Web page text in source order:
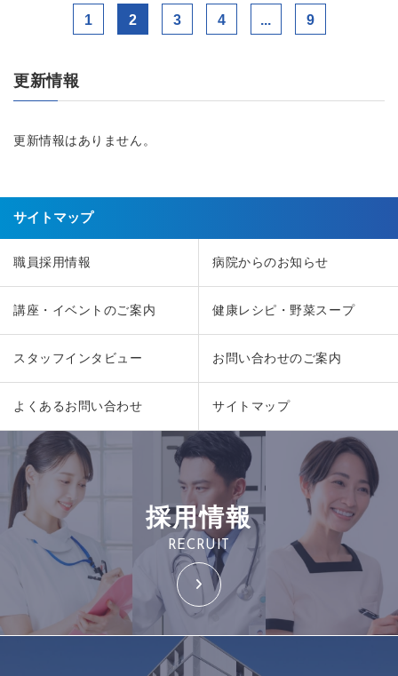
1 2 3 4 ... 9
更新情報
更新情報はありません。
サイトマップ
職員採用情報 病院からのお知らせ
講座・イベントのご案内 健康レシピ・野菜スープ
スタッフインタビュー お問い合わせのご案内
よくあるお問い合わせ サイトマップ
採用情報
RECRUIT